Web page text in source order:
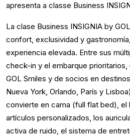
apresenta a classe Business
La clase Business INSIGNIA by
confort, exclusividad y
experiencia elevada. Entre sus
check-in y el embarque
GOL Smiles y de socios en
Nueva York, Orlando, París y
convierte en cama (full flat bed), el
artículos personalizados, los
activa de ruido, el sistema de